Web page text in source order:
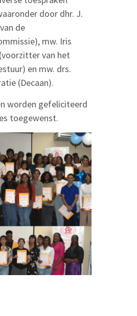
door dhr. J.
de
mw. Iris
van het
en mw. drs.
(Decaan).
worden gefeliciteerd
toegewenst.